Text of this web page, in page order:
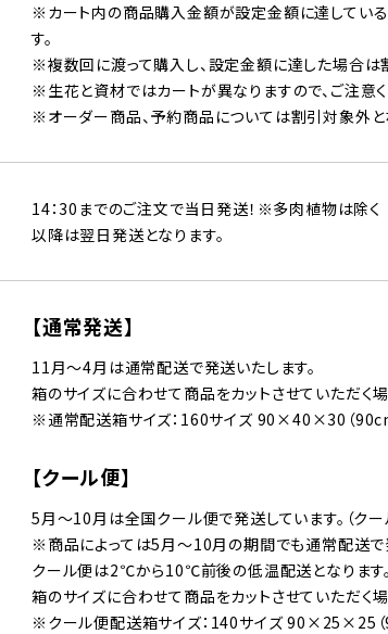
※カート内の商品購入金額が設定金額に達してい
す。
※複数回に渡って購入し、設定金額に達した場合は
※生花と資材ではカートが異なりますので、ご注意く
※オーダー商品、予約商品については割引対象外と
14：30までのご注文で当日発送！※多肉植物は除く
以降は翌日発送となります。
【通常発送】
11月～4月は通常配送で発送いたします。
箱のサイズに合わせて商品をカットさせていただく
※通常配送箱サイズ：160サイズ 90×40×30（90cm
【クール便】
5月～10月は全国クール便で発送しています。（ク
※商品によっては5月〜10月の期間でも通常配送で
クール便は2℃から10℃前後の低温配送となります。
箱のサイズに合わせて商品をカットさせていただく
※クール便配送箱サイズ：140サイズ 90×25×25（